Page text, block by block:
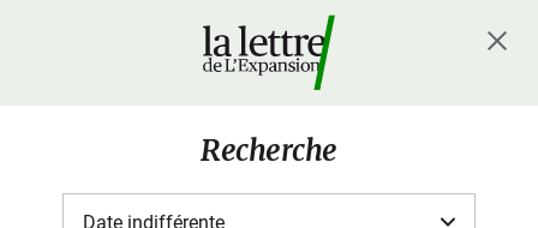
Recherche